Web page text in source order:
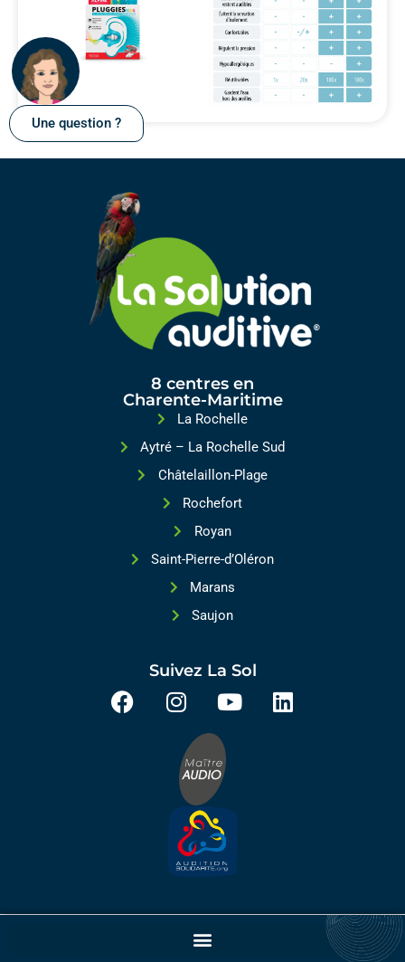
Une question ?
8 centres en
Charente-Maritime
La Rochelle
Aytré – La Rochelle Sud
Châtelaillon-Plage
Rochefort
Royan
Saint-Pierre-d’Oléron
Marans
Saujon
Suivez La Sol